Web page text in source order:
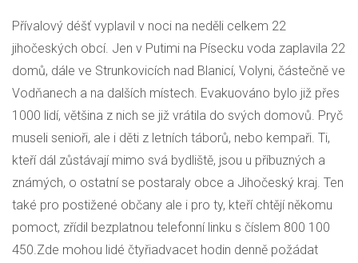
Přívalový déšť vyplavil v noci na neděli celkem 22
jihočeských obcí. Jen v Putimi na Písecku voda zaplavila 22
domů, dále ve Strunkovicích nad Blanicí, Volyni, částečně ve
Vodňanech a na dalších místech. Evakuováno bylo již přes
1000 lidí, většina z nich se již vrátila do svých domovů. Pryč
museli senioři, ale i děti z letních táborů, nebo kempaři. Ti,
kteří dál zůstávají mimo svá bydliště, jsou u příbuzných a
známých, o ostatní se postaraly obce a Jihočeský kraj. Ten
také pro postižené občany ale i pro ty, kteří chtějí někomu
pomoct, zřídil bezplatnou telefonní linku s číslem 800 100
450.Zde mohou lidé čtyřiadvacet hodin denně požádat